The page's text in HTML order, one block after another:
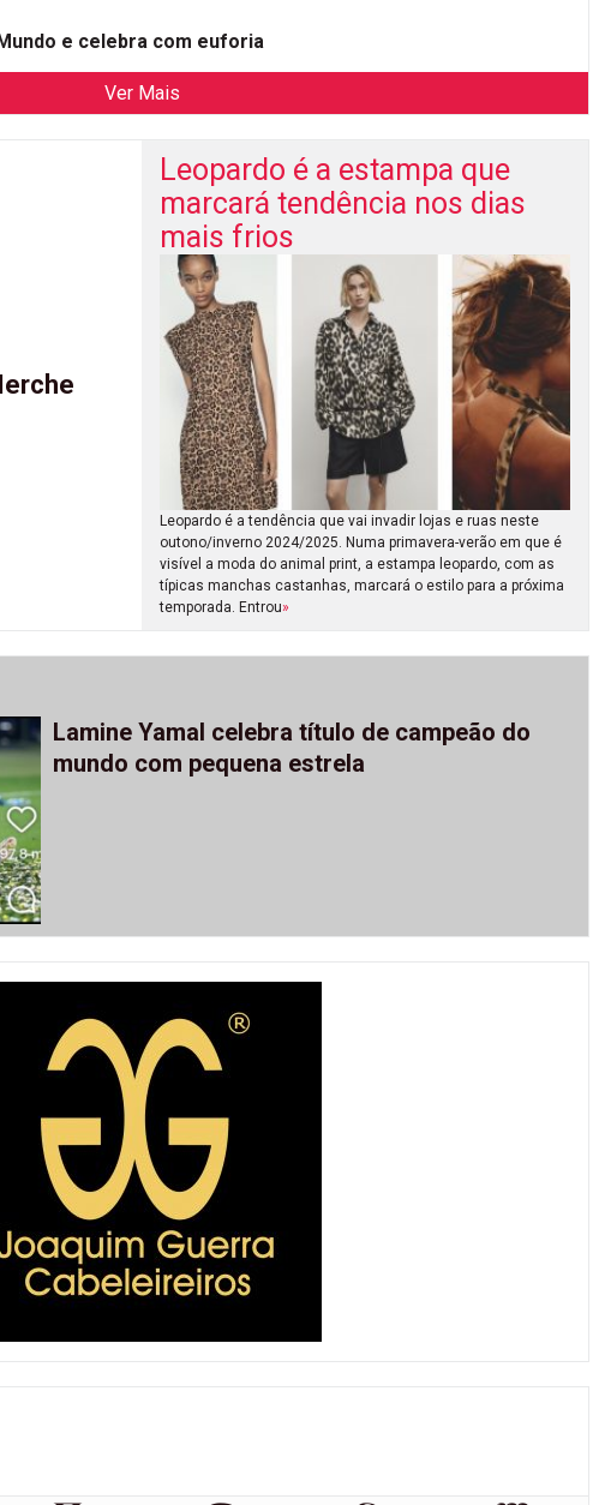
e celebra com euforia
Ver Mais
Leopardo é a estampa que
marcará tendência nos dias
mais frios
Leopardo é a tendência que vai invadir lojas e ruas neste
outono/inverno 2024/2025. Numa primavera-verão em que é
visível a moda do animal print, a estampa leopardo, com as
típicas manchas castanhas, marcará o estilo para a próxima
temporada. Entrou»
Lamine Yamal celebra título de campeão do
mundo com pequena estrela